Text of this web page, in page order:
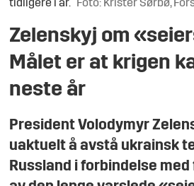
tidligere i år.
Foto: Krister Sørbø,
Zelenskyj om
Målet er at krigen
neste år
President Volodymyr
uaktuelt å avstå ukrainsk
Russland i forbindelse